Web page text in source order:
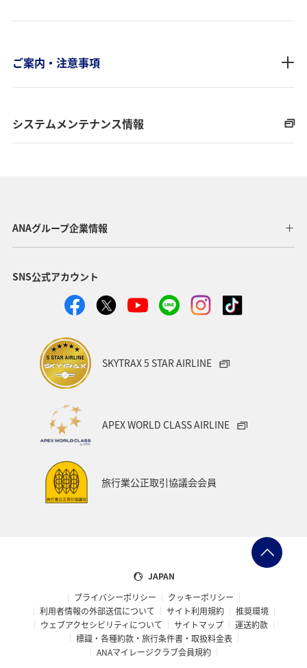
ご案内・注意事項
システムメンテナンス情報
ANAグループ企業情報
SNS公式アカウント
SKYTRAX 5 STAR AIRLINE
APEX WORLD CLASS AIRLINE
旅行業公正取引協議会会員
JAPAN
プライバシーポリシー
クッキーポリシー
利用者情報の外部送信について
サイト利用規約
推奨環境
ウェブアクセシビリティについて
サイトマップ
運送約款
標識・各種約款・旅行条件書・取扱料金表
ANAマイレージクラブ会員規約